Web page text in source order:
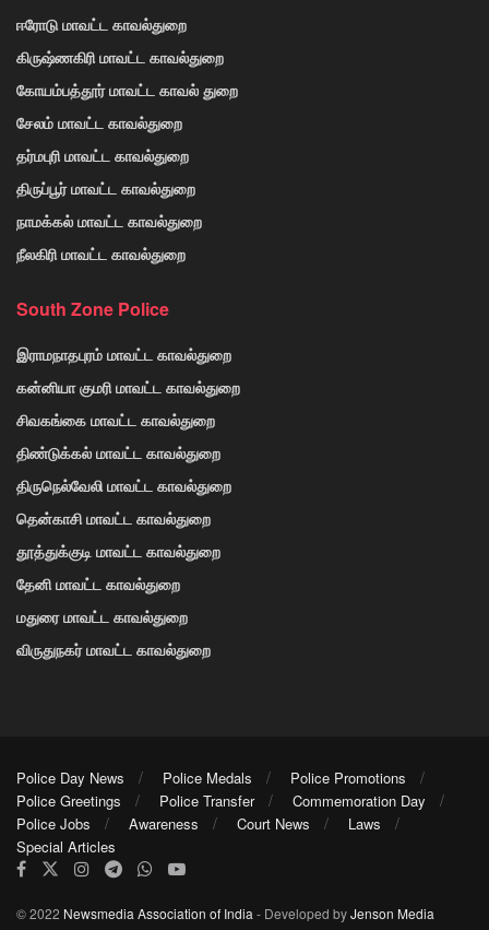
ஈரோடு மாவட்ட காவல்துறை
கிருஷ்ணகிரி மாவட்ட காவல்துறை
கோயம்பத்தூர் மாவட்ட காவல் துறை
சேலம் மாவட்ட காவல்துறை
தர்மபுரி மாவட்ட காவல்துறை
திருப்பூர் மாவட்ட காவல்துறை
நாமக்கல் மாவட்ட காவல்துறை
நீலகிரி மாவட்ட காவல்துறை
South Zone Police
இராமநாதபுரம் மாவட்ட காவல்துறை
கன்னியா குமரி மாவட்ட காவல்துறை
சிவகங்கை மாவட்ட காவல்துறை
திண்டுக்கல் மாவட்ட காவல்துறை
திருநெல்வேலி மாவட்ட காவல்துறை
தென்காசி மாவட்ட காவல்துறை
தூத்துக்குடி மாவட்ட காவல்துறை
தேனி மாவட்ட காவல்துறை
மதுரை மாவட்ட காவல்துறை
விருதுநகர் மாவட்ட காவல்துறை
Police Day News Police Medals
Police Promotions
Police Greetings
Police Transfer
Commemoration Day
Police Jobs
Awareness Court News
Laws
Special Articles
© 2022 Newsmedia Association of India - Developed byJenson Media